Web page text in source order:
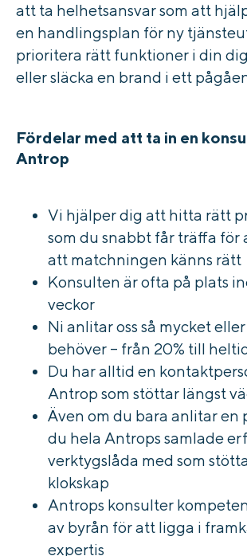
att ta helhetsansvar som att
en handlingsplan för ny
prioritera rätt funktioner i din
eller släcka en brand i ett
Fördelar med att ta in en
Antrop
Vi hjälper dig att hitta rätt
som du snabbt får träffa för
att matchningen känns rätt
Konsulten är ofta på plats
veckor
Ni anlitar oss så mycket
behöver – från 20% till
Du har alltid en
Antrop som stöttar längst
Även om du bara anlitar en
du hela Antrops samlade
verktygslåda med som
klokskap
Antrops konsulter
av byrån för att ligga i
expertis